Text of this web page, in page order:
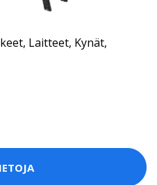
, Laitteet, Kynät,